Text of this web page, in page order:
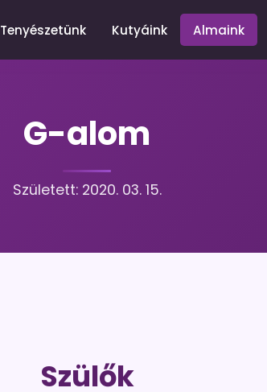
Tenyészetünk Kutyáink Almaink
G-alom
Született: 2020. 03. 15.
Szülők